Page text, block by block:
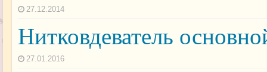
27.12.2014
Нитковдеватель
27.01.2016